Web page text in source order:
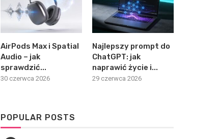
AirPods Max i Spatial
Audio – jak
sprawdzić...
30 czerwca 2026
Najlepszy prompt do
ChatGPT: jak
naprawić życie i...
29 czerwca 2026
POPULAR POSTS